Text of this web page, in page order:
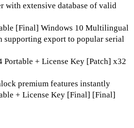
with extensive database of valid
[Final] Windows 10 Multilingual
supporting export to popular serial
Portable + License Key [Patch] x32
premium features instantly
+ License Key [Final] [Final]